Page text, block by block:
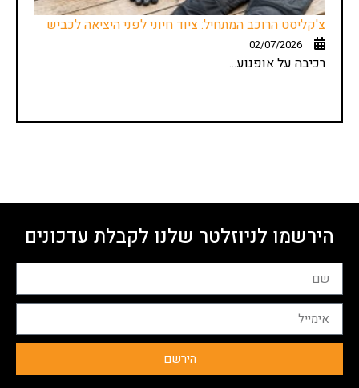
צ'קליסט הרוכב המתחיל: ציוד חיוני לפני היציאה לכביש
02/07/2026
רכיבה על אופנוע...
הירשמו לניוזלטר שלנו לקבלת עדכונים
הירשם